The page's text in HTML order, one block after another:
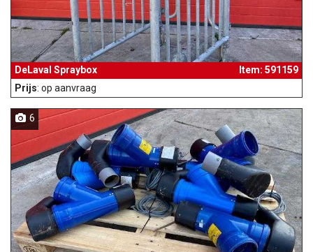
DeLaval Spraybox
Item: 591159
Prijs: op aanvraag
6